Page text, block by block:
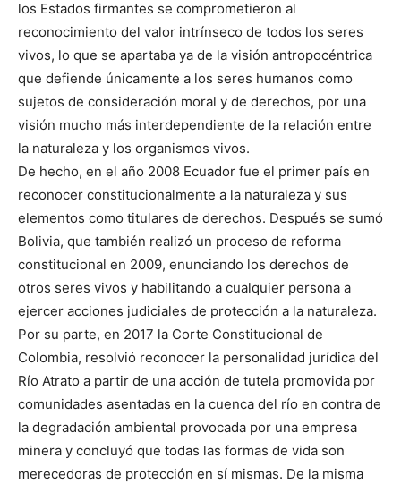
los Estados firmantes se comprometieron al
reconocimiento del valor intrínseco de todos los seres
vivos, lo que se apartaba ya de la visión antropocéntrica
que defiende únicamente a los seres humanos como
sujetos de consideración moral y de derechos, por una
visión mucho más interdependiente de la relación entre
la naturaleza y los organismos vivos.
De hecho, en el año 2008 Ecuador fue el primer país en
reconocer constitucionalmente a la naturaleza y sus
elementos como titulares de derechos. Después se sumó
Bolivia, que también realizó un proceso de reforma
constitucional en 2009, enunciando los derechos de
otros seres vivos y habilitando a cualquier persona a
ejercer acciones judiciales de protección a la naturaleza.
Por su parte, en 2017 la Corte Constitucional de
Colombia, resolvió reconocer la personalidad jurídica del
Río Atrato a partir de una acción de tutela promovida por
comunidades asentadas en la cuenca del río en contra de
la degradación ambiental provocada por una empresa
minera y concluyó que todas las formas de vida son
merecedoras de protección en sí mismas. De la misma